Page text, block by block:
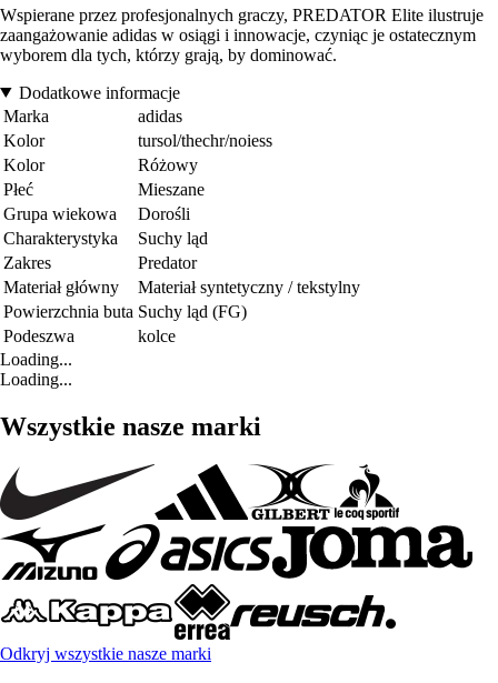
Wspierane przez profesjonalnych graczy, PREDATOR Elite ilustruje
zaangażowanie adidas w osiągi i innowacje, czyniąc je ostatecznym
wyborem dla tych, którzy grają, by dominować.
Dodatkowe informacje
Marka
adidas
Kolor
tursol/thechr/noiess
Kolor
Różowy
Płeć
Mieszane
Grupa wiekowa
Dorośli
Charakterystyka
Suchy ląd
Zakres
Predator
Materiał główny
Materiał syntetyczny / tekstylny
Powierzchnia buta Suchy ląd (FG)
Podeszwa
kolce
Loading...
Loading...
Wszystkie nasze marki
Odkryj wszystkie nasze marki